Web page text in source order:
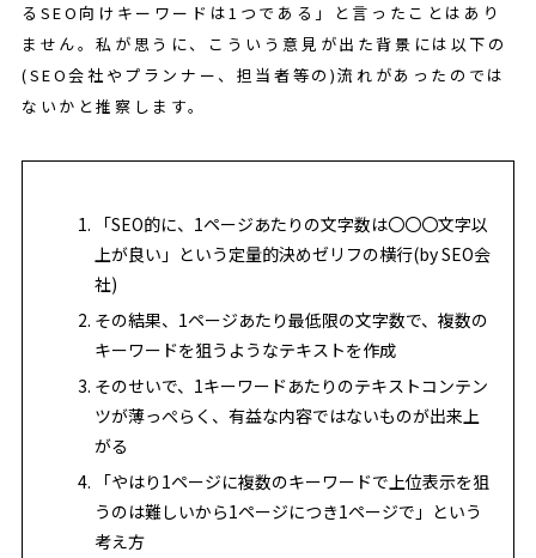
るSEO向けキーワードは1つである」と言ったことはあり
ません。私が思うに、こういう意見が出た背景には以下の
(SEO会社やプランナー、担当者等の)流れがあったのでは
ないかと推察します。
「SEO的に、1ページあたりの文字数は〇〇〇文字以
上が良い」という定量的決めゼリフの横行(by SEO会
社)
その結果、1ページあたり最低限の文字数で、複数の
キーワードを狙うようなテキストを作成
そのせいで、1キーワードあたりのテキストコンテン
ツが薄っぺらく、有益な内容ではないものが出来上
がる
「やはり1ページに複数のキーワードで上位表示を狙
うのは難しいから1ページにつき1ページで」という
考え方